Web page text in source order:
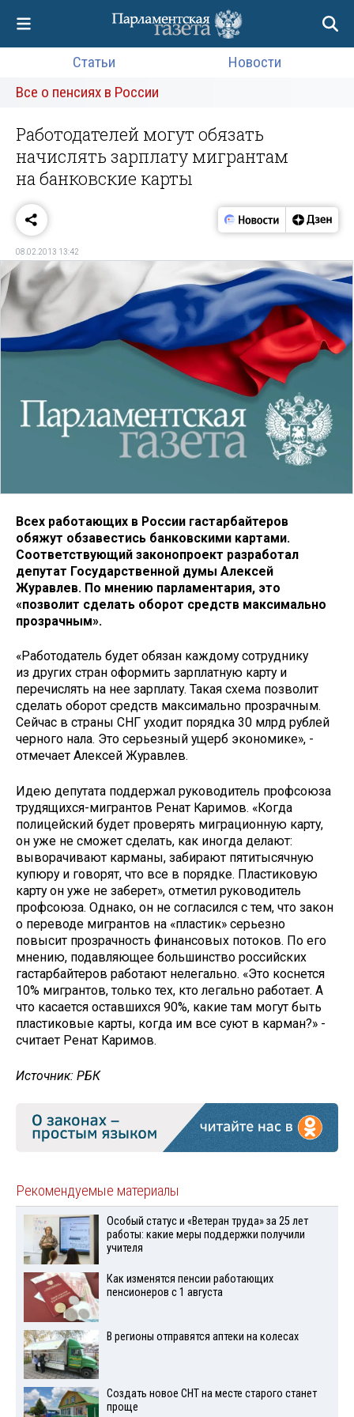
Статьи
Новости
Все о пенсиях в России
Работодателей могут обязать
начислять зарплату мигрантам
на банковские карты
08.02.2013 13:42
Всех работающих в России гастарбайтеров
обяжут обзавестись банковскими картами.
Соответствующий законопроект разработал
депутат Государственной думы Алексей
Журавлев. По мнению парламентария, это
«позволит сделать оборот средств максимально
прозрачным».
«Работодатель будет обязан каждому сотруднику
из других стран оформить зарплатную карту и
перечислять на нее зарплату. Такая схема позволит
сделать оборот средств максимально прозрачным.
Сейчас в страны СНГ уходит порядка 30 млрд рублей
черного нала. Это серьезный ущерб экономике», -
отмечает Алексей Журавлев.
Идею депутата поддержал руководитель профсоюза
трудящихся-мигрантов Ренат Каримов. «Когда
полицейский будет проверять миграционную карту,
он уже не сможет сделать, как иногда делают:
выворачивают карманы, забирают пятитысячную
купюру и говорят, что все в порядке. Пластиковую
карту он уже не заберет», отметил руководитель
профсоюза. Однако, он не согласился с тем, что закон
о переводе мигрантов на «пластик» серьезно
повысит прозрачность финансовых потоков. По его
мнению, подавляющее большинство российских
гастарбайтеров работают нелегально. «Это коснется
10% мигрантов, только тех, кто легально работает. А
что касается оставшихся 90%, какие там могут быть
пластиковые карты, когда им все суют в карман?» -
считает Ренат Каримов.
Источник: РБК
Рекомендуемые материалы
Особый статус и «Ветеран труда» за 25 лет
работы: какие меры поддержки получили
учителя
Как изменятся пенсии работающих
пенсионеров с 1 августа
В регионы отправятся аптеки на колесах
Создать новое СНТ на месте старого станет
проще